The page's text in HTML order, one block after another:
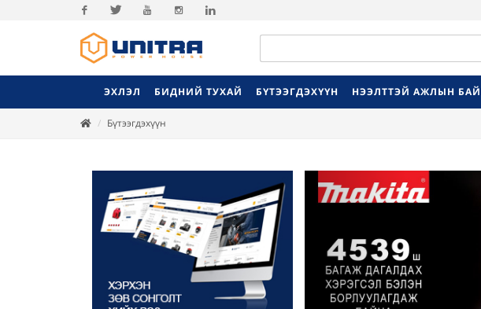
Facebook
ЭХЛЭЛ БИДНИЙ ТУХАЙ БҮТЭЭГДЭХҮҮН НЭЭЛТТЭЙ АЖЛЫН
Бүтээгдэхүүн
Previous